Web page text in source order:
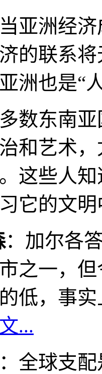
亚洲经
的联系
洲也是“
数东南
和艺术
这些人
它的文
：加尔各
之一，
低，事
...
：全球支